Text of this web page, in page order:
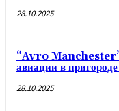
28.10.2025
“Avro Manchester”:
авиации в
28.10.2025